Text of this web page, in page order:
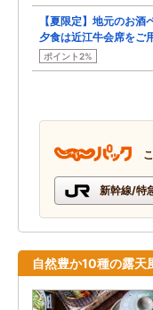
【夏限定】地元のお
夕食は近江牛会席をご
ポイント2%
新幹線/特
自然豊か10種の露天